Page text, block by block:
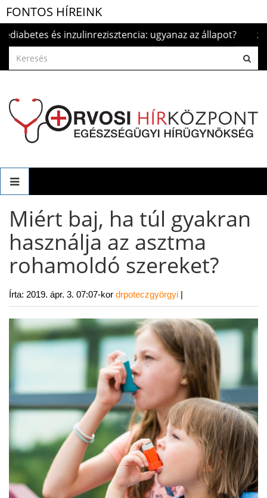
FONTOS HÍREINK
és inzulinrezisztencia: ugyanaz az állapot? 2026.aug.
Miért baj, ha túl gyakran
használja az asztma
rohamoldó szereket?
Írta: 2019. ápr. 3. 07:07-kor drpoteczgyörgyi |